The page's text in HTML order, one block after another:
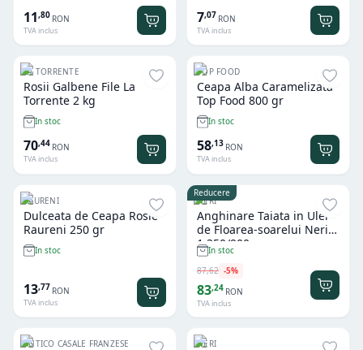
11,80 RON
TVA inclus
7,07 RON
TVA inclus
LA TORRENTE
Rosii Galbene File La
Torrente 2 kg
In stoc
70,44 RON
TVA inclus
TOP FOOD
Ceapa Alba Caramelizata
Top Food 800 gr
In stoc
58,13 RON
TVA inclus
RAURENI
Dulceata de Ceapa Rosie
Raureni 250 gr
In stoc
13,77 RON
TVA inclus
Reducere
NERI
Anghinare Taiata in Ulei
de Floarea-soarelui Neri
1.350/900 gr
In stoc
87,62 -5%
83,24 RON
TVA inclus
ANTICO CASALE FRANZESE NERI